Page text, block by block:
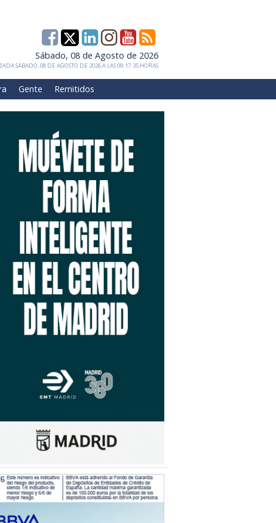
Sábado, 08 de Agosto de 2026
SÁBADO, 08 DE AGOSTO DE 2026 A LAS 09:17:35 HORAS
Gente Remitidos